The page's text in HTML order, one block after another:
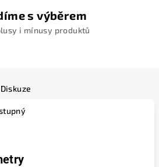
s výběrem
i mínusy produktů
Diskuze